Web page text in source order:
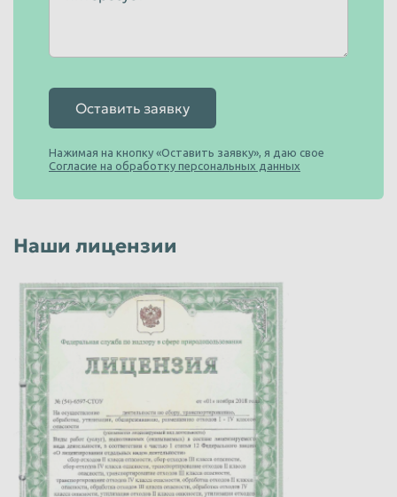
Оставить заявку
Нажимая на кнопку «Оставить заявку», я даю свое
Согласие на обработку персональных данных
Наши лицензии